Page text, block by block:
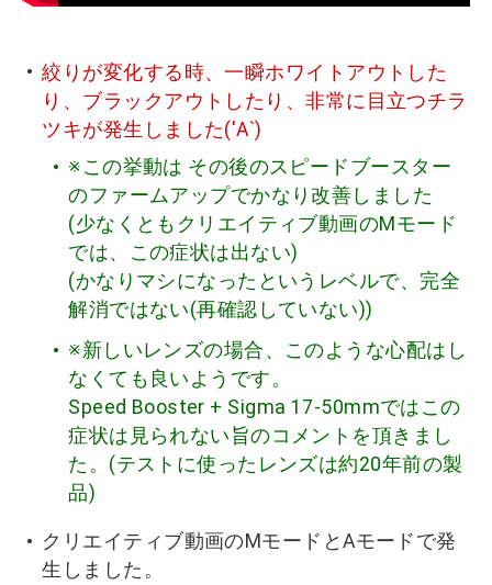
絞りが変化する時、一瞬ホワイトアウトした
り、ブラックアウトしたり、非常に目立つチラ
ツキが発生しました('Α`)
※この挙動は その後のスピードブースター
のファームアップでかなり改善しました
(少なくともクリエイティブ動画のMモード
では、この症状は出ない)
(かなりマシになったというレベルで、完全
解消ではない(再確認していない))
※新しいレンズの場合、このような心配はし
なくても良いようです。
Speed Booster + Sigma 17-50mmではこの
症状は見られない旨のコメントを頂きまし
た。(テストに使ったレンズは約20年前の製
品)
クリエイティブ動画のMモードとAモードで発
生しました。